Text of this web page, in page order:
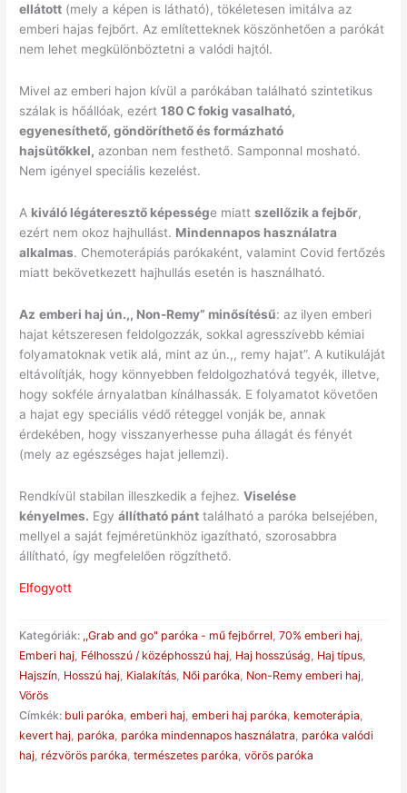
ellátott (mely a képen is látható), tökéletesen imitálva az
emberi hajas fejbőrt. Az említetteknek köszönhetően a parókát
nem lehet megkülönböztetni a valódi hajtól.
Mivel az emberi hajon kívül a parókában található szintetikus
szálak is hőállóak, ezért180 C fokig vasalható,
egyenesíthető, göndöríthető és formázható
hajsütőkkel, azonban nem festhető. Samponnal mosható.
Nem igényel speciális kezelést.
A kiváló légáteresztő képessége miattszellőzik a fejbőr,
ezért nem okoz hajhullást. Mindennapos használatra
alkalmas. Chemoterápiás parókaként, valamint Covid fertőzés
miatt bekövetkezett hajhullás esetén is használható.
Az emberi haj ún.,, Non-Remy” minősítésű: az ilyen emberi
hajat kétszeresen feldolgozzák, sokkal agresszívebb kémiai
folyamatoknak vetik alá, mint az ún.,, remy hajat”. A kutikuláját
eltávolítják, hogy könnyebben feldolgozhatóvá tegyék, illetve,
hogy sokféle árnyalatban kínálhassák. E folyamatot követően
a hajat egy speciális védő réteggel vonják be, annak
érdekében, hogy visszanyerhesse puha állagát és fényét
(mely az egészséges hajat jellemzi).
Rendkívül stabilan illeszkedik a fejhez.Viselése
kényelmes. Egyállítható pánt található a paróka belsejében,
mellyel a saját fejméretünkhöz igazítható, szorosabbra
állítható, így megfelelően rögzíthető.
Elfogyott
Kategóriák: ,,Grab and go" paróka - mű fejbőrrel,70% emberi haj,
Emberi haj, Félhosszú / középhosszú haj, Haj hosszúság, Haj típus,
Hajszín, Hosszú haj, Kialakítás, Női paróka, Non-Remy emberi haj,
Vörös
Címkék: buli paróka,emberi haj,emberi haj paróka, kemoterápia,
kevert haj, paróka, paróka mindennapos használatra, paróka valódi
haj, rézvörös paróka,természetes paróka,vörös paróka